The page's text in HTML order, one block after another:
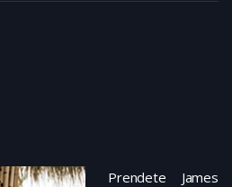
Prendete James